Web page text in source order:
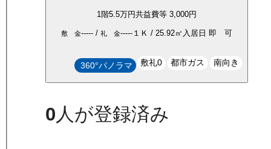
1階5.5万円共益費等 3,000円
敷 金----- / 礼 金----- １Ｋ / 25.92㎡ 入居日 即 可
360°パノラマ 敷礼0 都市ガス 南向き
0 人が登録済み